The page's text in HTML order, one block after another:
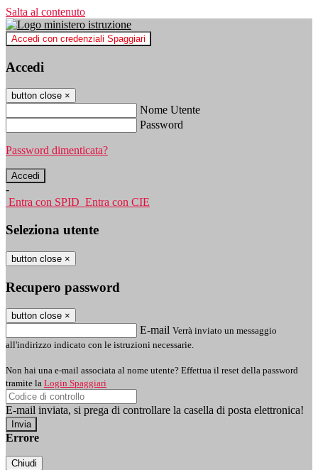
Salta al contenuto
Accedi con credenziali Spaggiari
Accedi
button close ×
Nome Utente
Password
Password dimenticata?
-
Entra con SPID Entra con CIE
Seleziona utente
button close ×
Recupero password
button close ×
E-mail Verrà inviato un messaggio
all'indirizzo indicato con le istruzioni necessarie.
Non hai una e-mail associata al nome utente? Effettua il reset della password
tramite la Login Spaggiari
E-mail inviata, si prega di controllare la casella di posta elettronica!
Errore
Chiudi